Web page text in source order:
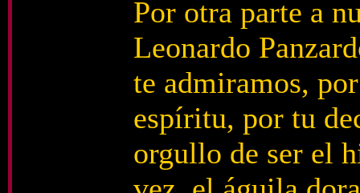
Por otra parte a
Leonardo
te admiramos,
espíritu, por tu
orgullo de ser el